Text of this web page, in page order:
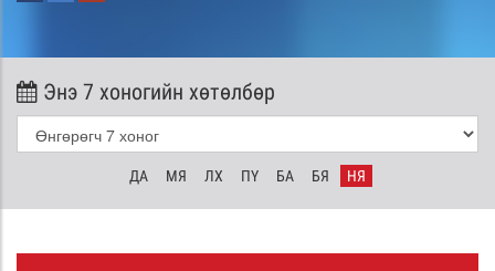
Энэ 7 хоногийн хөтөлбөр
ДА МЯ ЛХ ПҮ БА БЯ НЯ